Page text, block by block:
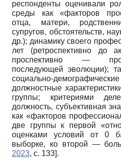
респонденты оценивали
среды как «факторов
отца, матери,
супругов, обстоятельств,
др.); динамику своего
лет (ретроспективно до
проспективно —
последующей эволюции);
социально-
должностные
группы; критериями
должность, субъективная
как «факторов
две группы к первой
оценками условий от 0
выборке, ко второй —
2023, с. 133].